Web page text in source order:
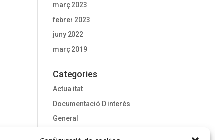
març 2023
febrer 2023
juny 2022
març 2019
Categories
Actualitat
Documentació D'interès
General